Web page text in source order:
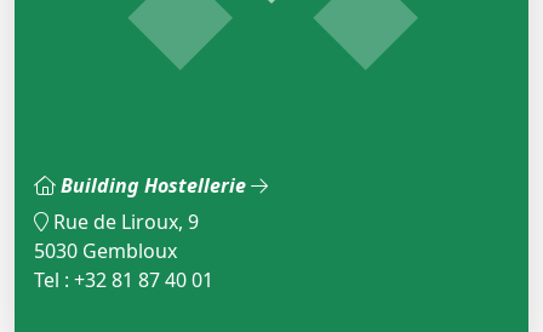
Building Hostellerie
Rue de Liroux, 9
5030 Gembloux
Tel : +32 81 87 40 01